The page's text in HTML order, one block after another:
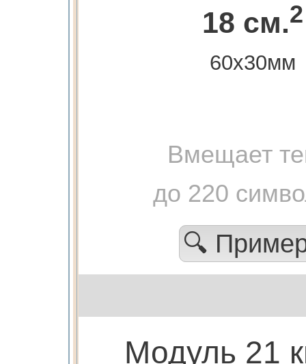
18 см.2
60х30мм
Вмещает
до 220
🔍
Модуль 21